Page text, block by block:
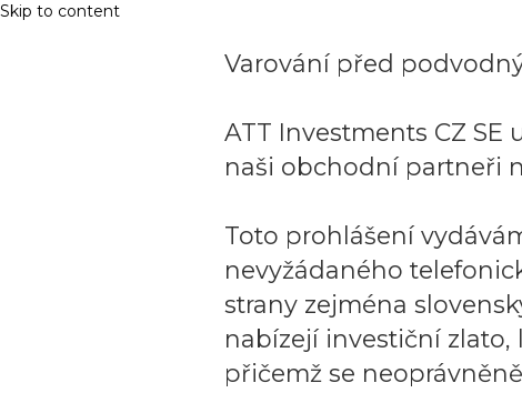
Skip to content
Varování před
ATT Investments CZ
naši obchodní partneři
Toto prohlášení
nevyžádaného
strany zejména
nabízejí investiční
přičemž se